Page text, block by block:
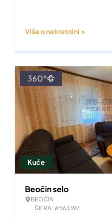
Više o nekretnini >
Kuće
360°
Beočin selo
BEOČIN
ŠIFRA: #563397